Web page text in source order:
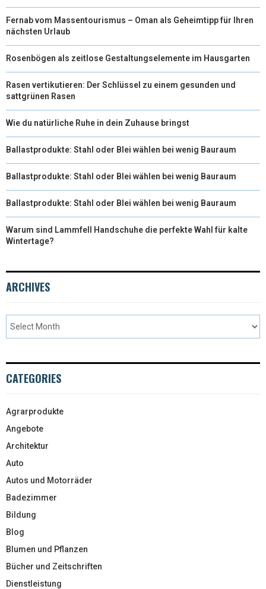
Fernab vom Massentourismus – Oman als Geheimtipp für Ihren
nächsten Urlaub
Rosenbögen als zeitlose Gestaltungselemente im Hausgarten
Rasen vertikutieren: Der Schlüssel zu einem gesunden und
sattgrünen Rasen
Wie du natürliche Ruhe in dein Zuhause bringst
Ballastprodukte: Stahl oder Blei wählen bei wenig Bauraum
Ballastprodukte: Stahl oder Blei wählen bei wenig Bauraum
Ballastprodukte: Stahl oder Blei wählen bei wenig Bauraum
Warum sind Lammfell Handschuhe die perfekte Wahl für kalte
Wintertage?
ARCHIVES
CATEGORIES
Agrarprodukte
Angebote
Architektur
Auto
Autos und Motorräder
Badezimmer
Bildung
Blog
Blumen und Pflanzen
Bücher und Zeitschriften
Dienstleistung